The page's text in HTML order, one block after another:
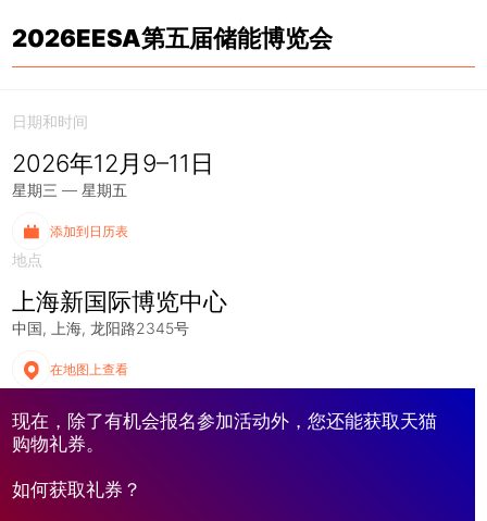
2026EESA第五届储能博览会
日期和时间
2026年12月9–11日
星期三 — 星期五
添加到日历表
地点
上海新国际博览中心
中国 上海 龙阳路2345号
在地图上查看
现在，除了有机会报名参加活动外，您还能获取天猫
购物礼券。
如何获取礼券？